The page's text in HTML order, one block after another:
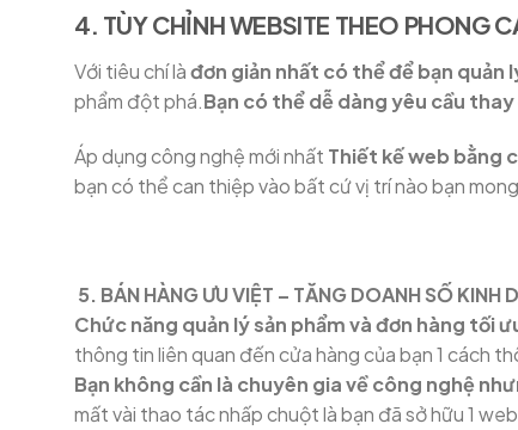
4. TÙY CHỈNH WEBSITE THEO PHONG
Với tiêu chí làđơn giản nhất có thể để bạn quản
phẩm đột phá.Bạn có thể dễ dàng yêu cầu
Áp dụng công nghệ mới nhất Thiết kế web bằng
bạn có thể can thiệp vào bất cứ vị trí nào bạn
5. BÁN HÀNG ƯU VIỆT – TĂNG DOANH SỐ KINH
Chức năng quản lý sản phẩm và đơn hàng tối
thông tin liên quan đến cửa hàng của bạn 1 cách
Bạn không cần là chuyên gia về công nghệ
mất vài thao tác nhấp chuột là bạn đã sở hữu 1